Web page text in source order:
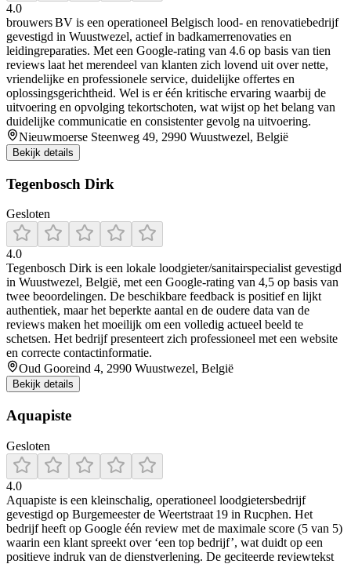
4.0
brouwers BV is een operationeel Belgisch lood‑ en renovatiebedrijf
gevestigd in Wuustwezel, actief in badkamerrenovaties en
leidingreparaties. Met een Google-rating van 4.6 op basis van tien
reviews laat het merendeel van klanten zich lovend uit over nette,
vriendelijke en professionele service, duidelijke offertes en
oplossingsgerichtheid. Wel is er één kritische ervaring waarbij de
uitvoering en opvolging tekortschoten, wat wijst op het belang van
duidelijke communicatie en consistenter gevolg na uitvoering.
Nieuwmoerse Steenweg 49, 2990 Wuustwezel, België
Bekijk details
Tegenbosch Dirk
Gesloten
4.0
Tegenbosch Dirk is een lokale loodgieter/sanitairspecialist gevestigd
in Wuustwezel, België, met een Google-rating van 4,5 op basis van
twee beoordelingen. De beschikbare feedback is positief en lijkt
authentiek, maar het beperkte aantal en de oudere data van de
reviews maken het moeilijk om een volledig actueel beeld te
schetsen. Het bedrijf presenteert zich professioneel met een website
en correcte contactinformatie.
Oud Gooreind 4, 2990 Wuustwezel, België
Bekijk details
Aquapiste
Gesloten
4.0
Aquapiste is een kleinschalig, operationeel loodgietersbedrijf
gevestigd op Burgemeester de Weertstraat 19 in Rucphen. Het
bedrijf heeft op Google één review met de maximale score (5 van 5)
waarin een klant spreekt over ‘een top bedrijf’, wat duidt op een
positieve indruk van de dienstverlening. De geciteerde reviewtekst